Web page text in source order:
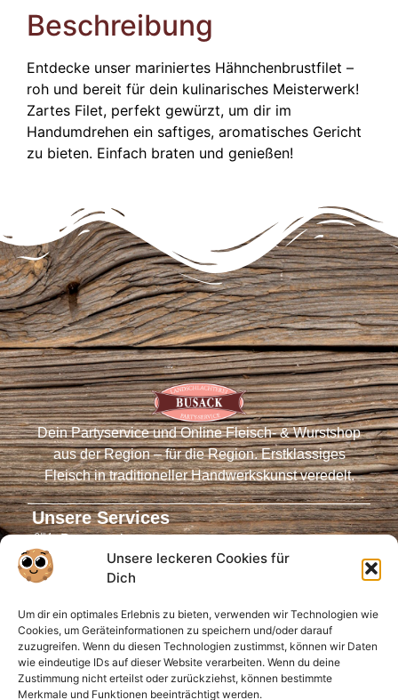
Unsere leckeren Cookies für
Dich
Um dir ein optimales Erlebnis zu bieten, verwenden wir Technologien wie
Cookies, um Geräteinformationen zu speichern und/oder darauf
zuzugreifen. Wenn du diesen Technologien zustimmst, können wir Daten
wie eindeutige IDs auf dieser Website verarbeiten. Wenn du deine
Zustimmung nicht erteilst oder zurückziehst, können bestimmte
Merkmale und Funktionen beeinträchtigt werden.
Beschreibung
Entdecke unser mariniertes Hähnchenbrustfilet –
roh und bereit für dein kulinarisches Meisterwerk!
Zartes Filet, perfekt gewürzt, um dir im
Handumdrehen ein saftiges, aromatisches Gericht
zu bieten. Einfach braten und genießen!
Dein Partyservice und Online Fleisch- & Wurstshop
aus der Region – für die Region. Erstklassiges
Fleisch in traditioneller Handwerkskunst veredelt.
Unsere Services
Partyservice
Fleischautomaten
Virtueller Tresen
Öffnungszeiten
Infos für Dich
Anfahrt